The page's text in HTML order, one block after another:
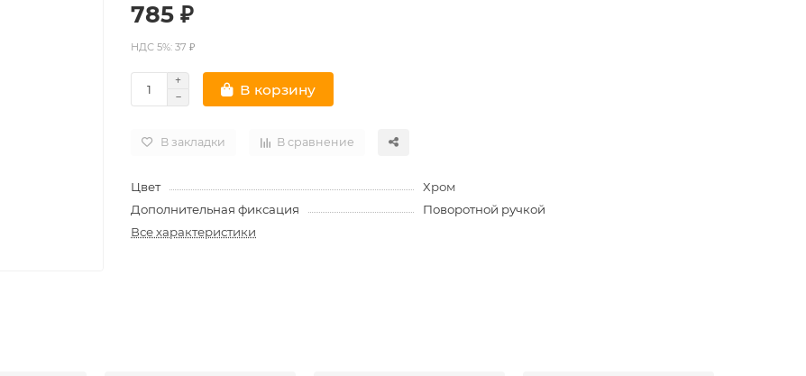
785 ₽
НДС 5%: 37 ₽
В корзину
В закладки В сравнение
Цвет
Хром
Дополнительная фиксация
Поворотной ручкой
Все характеристики